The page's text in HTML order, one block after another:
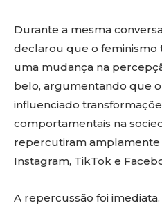
Durante a mesma
declarou que o
uma mudança na
belo, argumentando que
influenciado
comportamentais na
repercutiram
Instagram, TikTok e
A repercussão foi